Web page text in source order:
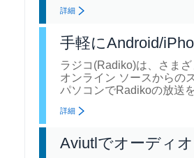
詳細
手軽にAndroid/
ラジコ(Radiko)は、さま
オンライン ソースからの
パソコンでRadikoの放送
詳細
Aviutlでオーディ